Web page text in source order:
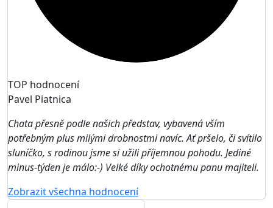
TOP hodnocení
Pavel Piatnica
Chata přesně podle našich představ, vybavená vším
potřebným plus milými drobnostmi navíc. Ať pršelo, či svítilo
sluníčko, s rodinou jsme si užili příjemnou pohodu. Jediné
minus-týden je málo:-) Velké díky ochotnému panu majiteli.
Zobrazit všechna hodnocení